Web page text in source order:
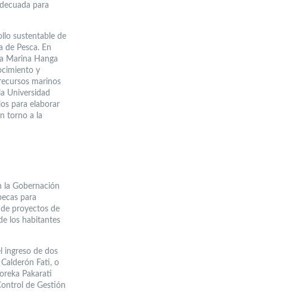
para
sustentable de
de Pesca. En
Marina Hanga
y
marinos
Universidad
para elaborar
torno a la
la Gobernación
para
proyectos de
los habitantes
ingreso de dos
Fati, o
Pakarati
de Gestión